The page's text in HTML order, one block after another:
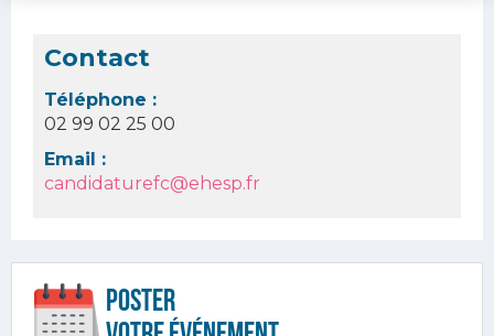
Contact
Téléphone :
02 99 02 25 00
Email :
candidaturefc@ehesp.fr
Poster